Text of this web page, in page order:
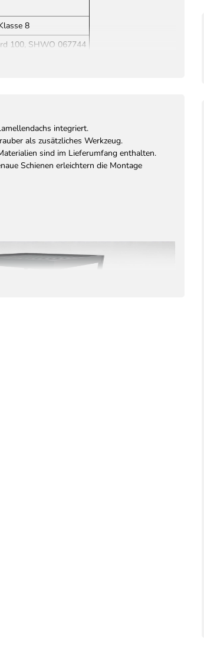
8
100, SHWO 067744
integriert.
als zusätzliches Werkzeug.
sind im Lieferumfang enthalten.
Schienen erleichtern die Montage